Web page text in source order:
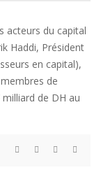
acteurs du capital
Haddi, Président
en capital),
de
de DH au